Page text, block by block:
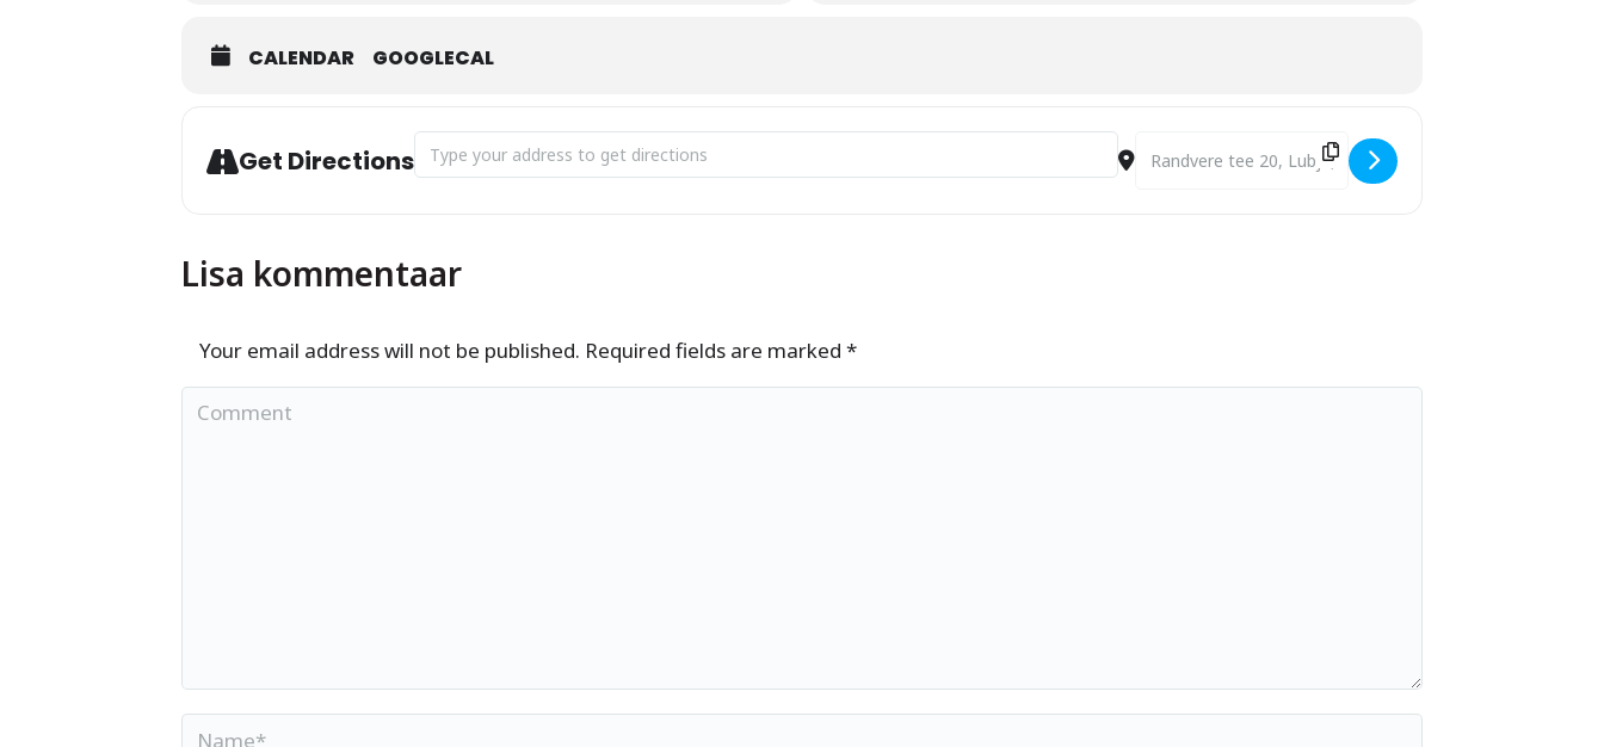
CALENDAR GOOGLECAL
Get Directions Address - Viimsi Muusikakooli pidulik avaaktus [Mj4SdUxud] Destination Address - Viimsi Muusikakooli pidulik avaaktus
Lisa kommentaar
Your email address will not be published. Required fields are marked *
Comment
Name *